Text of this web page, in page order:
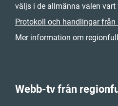
väljs i de allmänna valen vart
Protokoll och handlingar
Mer information om
Webb-tv från